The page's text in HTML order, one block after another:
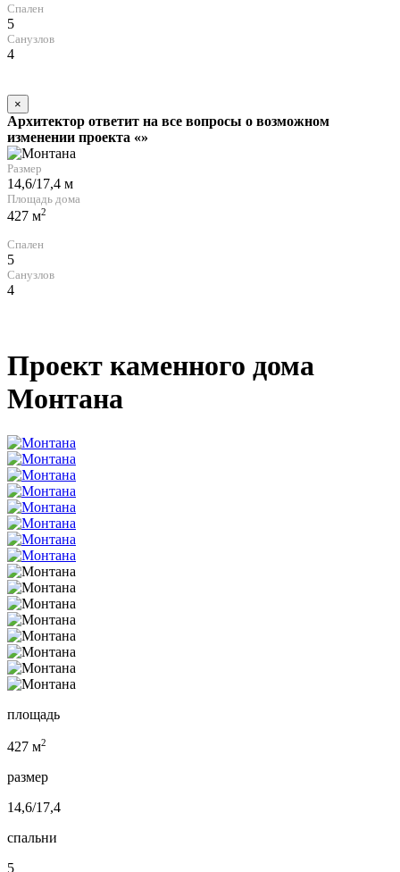
Спален
5
Санузлов
4
×
Архитектор ответит на все вопросы о возможном
изменении проекта «»
Размер
14,6/17,4 м
Площадь дома
427 м2
Спален
5
Санузлов
4
Проект каменного дома
Монтана
площадь
427 м2
размер
14,6/17,4
спальни
5